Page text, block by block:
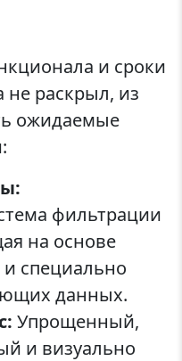
и сроки
раскрыл, из
ожидаемые
фильтрации
на основе
и специально
данных.
Упрощенный,
и визуально